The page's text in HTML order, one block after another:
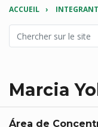
ACCUEIL
Marcia
Área de